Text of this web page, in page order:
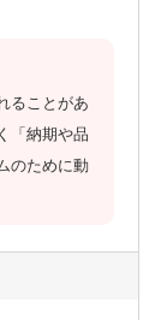
ることがあ
「納期や品
のために動